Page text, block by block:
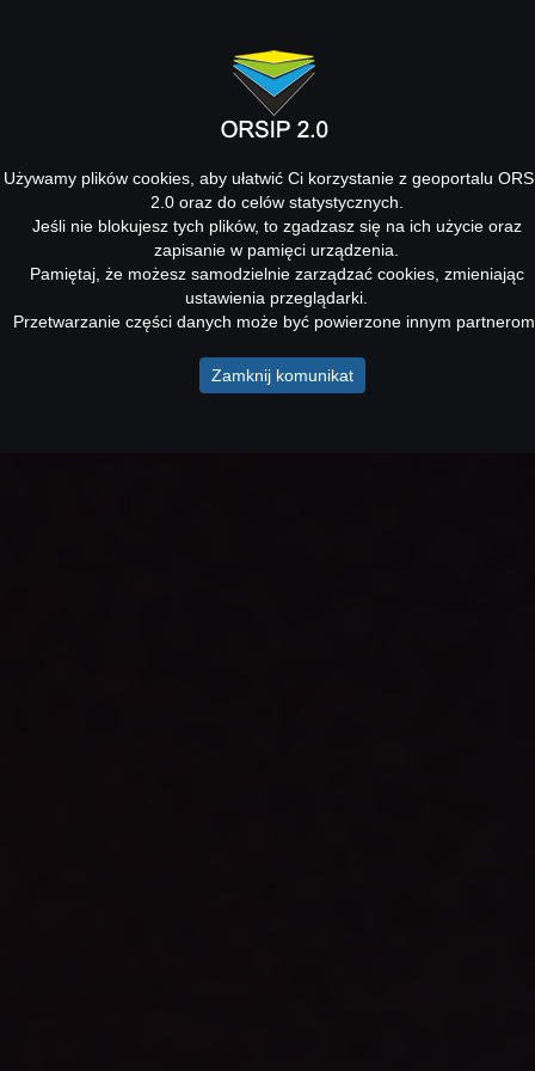
Używamy plików cookies, aby ułatwić Ci korzystanie z geoportalu
2.0 oraz do celów statystycznych.
Jeśli nie blokujesz tych plików, to zgadzasz się na ich użycie oraz
zapisanie w pamięci urządzenia.
Pamiętaj, że możesz samodzielnie zarządzać cookies, zmieniając
ustawienia przeglądarki.
Przetwarzanie części danych może być powierzone innym
Zamknij komunikat